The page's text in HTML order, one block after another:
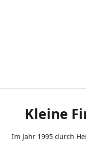
Kleine
Im Jahr 1995 durch